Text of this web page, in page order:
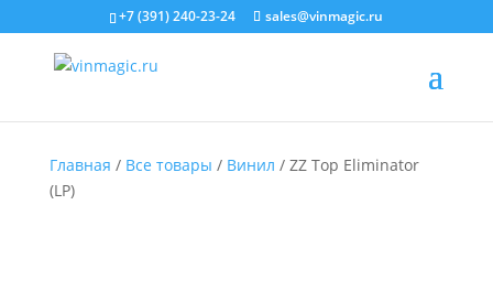
+7 (391) 240-23-24 sales@vinmagic.ru
Главная / Все товары / Винил / ZZ Top Eliminator
(LP)